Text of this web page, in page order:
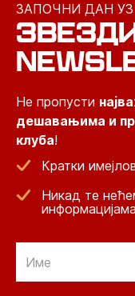
ЗАПОЧНИ ДАН
Не пропусти
дешавањима и
клуба!
Кратки
Никад те
информацијама